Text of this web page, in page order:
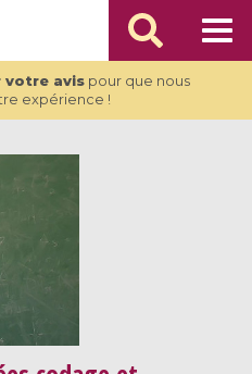
votre avispour que nous
expérience !